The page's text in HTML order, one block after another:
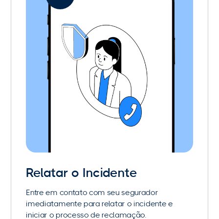
Relatar o Incidente
Entre em contato com seu segurador
imediatamente para relatar o incidente e
iniciar o processo de reclamação.